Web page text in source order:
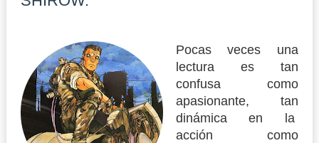
Pocas veces una
lectura es tan
confusa como
apasionante, tan
dinámica en la
acción como